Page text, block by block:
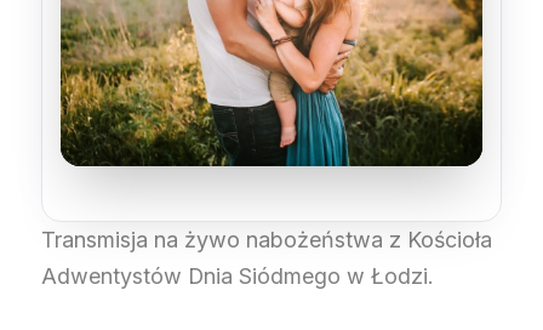
Transmisja na żywo nabożeństwa z Kościoła
Adwentystów Dnia Siódmego w Łodzi.